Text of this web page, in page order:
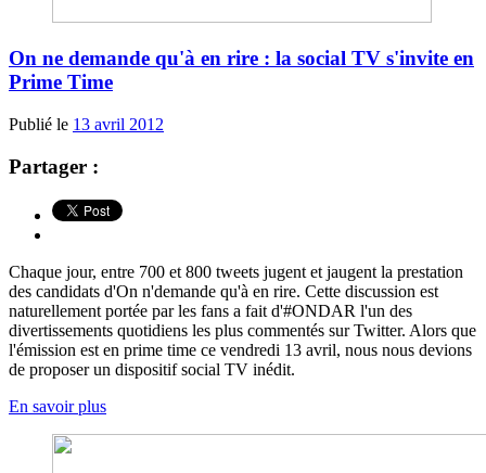
On ne demande qu'à en rire : la social TV s'invite en
Prime Time
Publié le 13 avril 2012
Partager :
Chaque jour, entre 700 et 800 tweets jugent et jaugent la prestation
des candidats d'On n'demande qu'à en rire. Cette discussion est
naturellement portée par les fans a fait d'#ONDAR l'un des
divertissements quotidiens les plus commentés sur Twitter. Alors que
l'émission est en prime time ce vendredi 13 avril, nous nous devions
de proposer un dispositif social TV inédit.
En savoir plus